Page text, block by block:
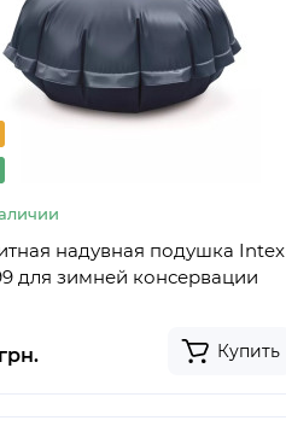
надувная подушка Intex
для зимней консервации
Купить